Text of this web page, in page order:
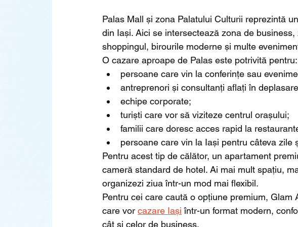
Palas Mall și zona Palatului Culturii reprezintă
din Iași. Aici se intersectează zona de
shoppingul, birourile moderne și multe
O cazare aproape de Palas este potrivită pentru:
persoane care vin la conferințe sau
antreprenori și consultanți aflați în
echipe corporate;
turiști care vor să viziteze centrul orașului;
familii care doresc acces rapid la
persoane care vin la Iași pentru câteva
Pentru acest tip de călător, un apartament
cameră standard de hotel. Ai mai mult spațiu,
organizezi ziua într-un mod mai flexibil.
Pentru cei care caută o opțiune premium,
care vor cazare Iași într-un format modern,
cât și celor de business.